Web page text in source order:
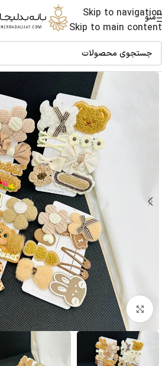
Skip to navigation
Skip to main content
منو
بزرگنمایی تصویر